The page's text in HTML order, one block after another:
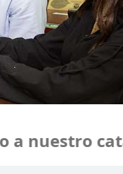
nuestro